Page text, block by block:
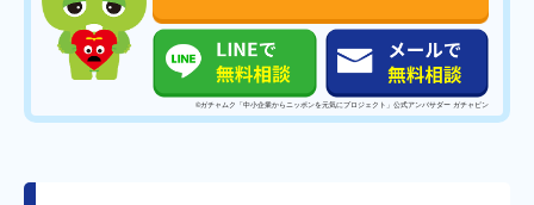
©️ガチャムク「中小企業からニッポンを元気にプロジェクト」公式アンバサダー ガチャピン